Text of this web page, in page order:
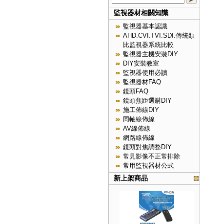
監視器材相關知識
監視器基本認識
AHD.CVI.TVI.SDI.傳統類
比監視器系統比較
監視器主機安裝DIY
DIY安裝教室
監視器使用必讀
監視器材FAQ
鏡頭FAQ
鏡頭焦距選購DIY
施工佈線DIY
同軸線佈線
AV線佈線
網路線佈線
鏡頭對焦調整DIY
常見影像不正常排除
常用監視器材公式
新上架商品